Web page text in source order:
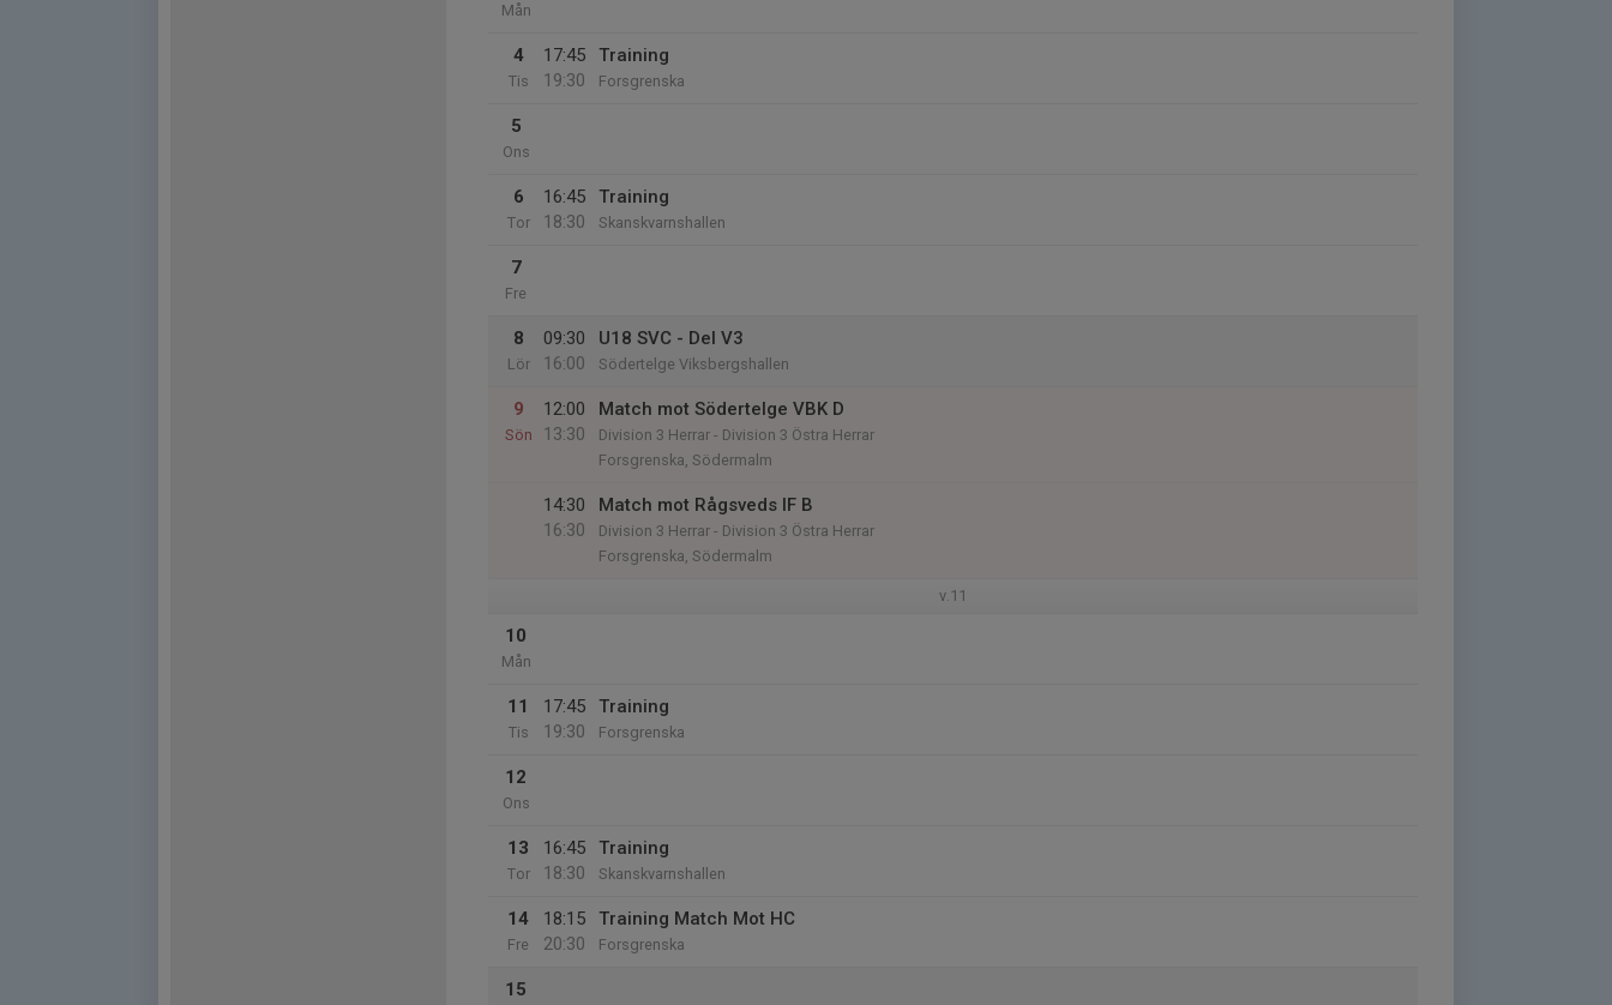
Mån
4
Tis
17:45
19:30
Training
Forsgrenska
5
Ons
6
Tor
16:45
18:30
Training
Skanskvarnshallen
7
Fre
8
Lör
09:30
16:00
U18 SVC - Del V3
Södertelge Viksbergshallen
9
Sön
12:00
13:30
Match mot Södertelge VBK D
Division 3 Herrar - Division 3 Östra Herrar
Forsgrenska, Södermalm
14:30
16:30
Match mot Rågsveds IF B
Division 3 Herrar - Division 3 Östra Herrar
Forsgrenska, Södermalm
v.11
10
Mån
11
Tis
17:45
19:30
Training
Forsgrenska
12
Ons
13
Tor
16:45
18:30
Training
Skanskvarnshallen
14
Fre
18:15
20:30
Training Match Mot HC
Forsgrenska
15